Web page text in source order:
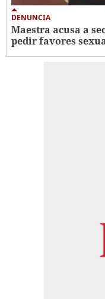
DENUNCIA
Maestra acusa a
pedir favores